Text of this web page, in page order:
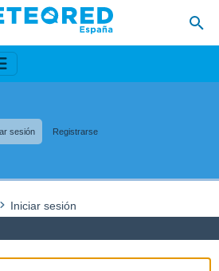
sesión Registrarse
Iniciar sesión